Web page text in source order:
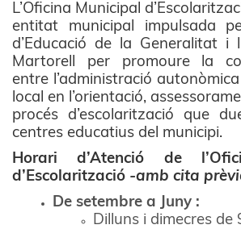
L’Oficina Municipal
entitat municipal impulsada
d’Educació de la Generalitat i
Martorell per promoure la
entre l’administració
local en l’orientació,
procés d’escolarització que
centres educatius del municipi.
Horari d’Atenció de
d’Escolarització -amb cita
De setembre a Juny :
Dilluns i dimecres de